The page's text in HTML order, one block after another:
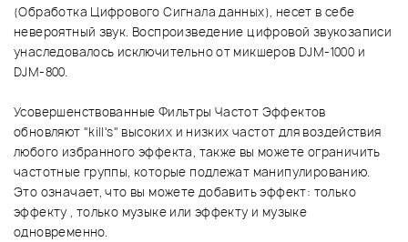
(Обработка Цифрового Сигнала данных), несет в себе
невероятный звук. Воспроизведение цифровой звукозаписи
унаследовалось исключительно от микшеров DJM-1000 и
DJM-800.
Усовершенствованные Фильтры Частот Эффектов
обновляют "kill's" высоких и низких частот для воздействия
любого избранного эффекта, также вы можете ограничить
частотные группы, которые подлежат манипулированию.
Это означает, что вы можете добавить эффект: только
эффекту , только музыке или эффекту и музыке
одновременно.